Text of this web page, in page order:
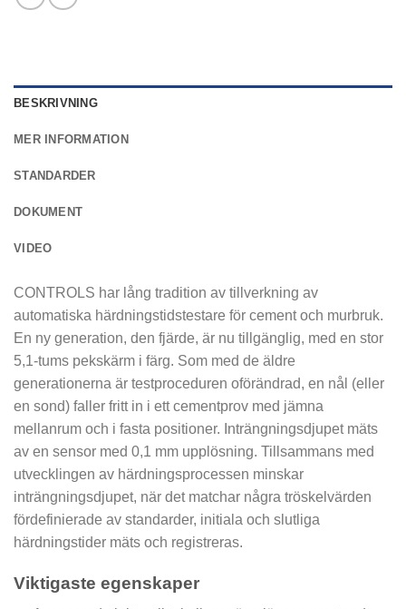
BESKRIVNING
MER INFORMATION
STANDARDER
DOKUMENT
VIDEO
CONTROLS har lång tradition av tillverkning av
automatiska härdningstidstestare för cement och murbruk.
En ny generation, den fjärde, är nu tillgänglig, med en stor
5,1-tums pekskärm i färg. Som med de äldre
generationerna är testproceduren oförändrad, en nål (eller
en sond) faller fritt in i ett cementprov med jämna
mellanrum och i fasta positioner. Inträngningsdjupet mäts
av en sensor med 0,1 mm upplösning. Tillsammans med
utvecklingen av härdningsprocessen minskar
inträngningsdjupet, när det matchar några tröskelvärden
fördefinierade av standarder, initiala och slutliga
härdningstider mäts och registreras.
Viktigaste egenskaper